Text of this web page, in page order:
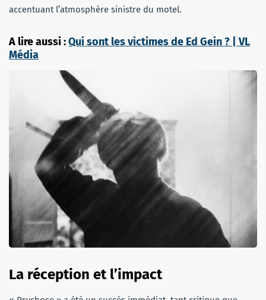
accentuant l’atmosphère sinistre du motel.
A lire aussi :Qui sont les victimes de Ed Gein ? | VL
Média
La réception et l’impact